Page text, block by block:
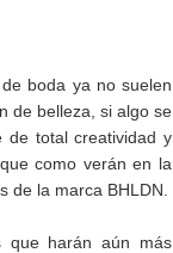
boda ya no suelen
de belleza, si algo se
de total creatividad y
como verán en la
de la marca BHLDN.
que harán aún más